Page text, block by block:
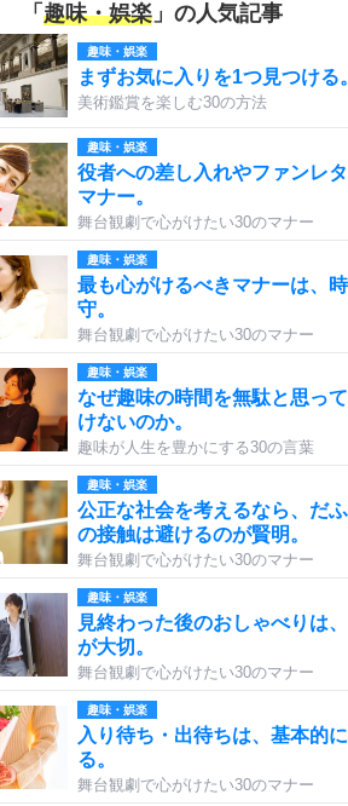
「 趣味・娯楽 」の人気記事
趣味・娯楽
まずお気に入りを1つ見つける。
美術鑑賞を楽しむ30の方法
趣味・娯楽
役者への差し入れやファンレ
マナー。
舞台観劇で心がけたい30のマナー
趣味・娯楽
最も心がけるべきマナーは、
守。
舞台観劇で心がけたい30のマナー
趣味・娯楽
なぜ趣味の時間を無駄と思っ
けないのか。
趣味が人生を豊かにする30の言葉
趣味・娯楽
公正な社会を考えるなら、だ
の接触は避けるのが賢明。
舞台観劇で心がけたい30のマナー
趣味・娯楽
見終わった後のおしゃべりは
が大切。
舞台観劇で心がけたい30のマナー
趣味・娯楽
入り待ち・出待ちは、基本的
る。
舞台観劇で心がけたい30のマナー